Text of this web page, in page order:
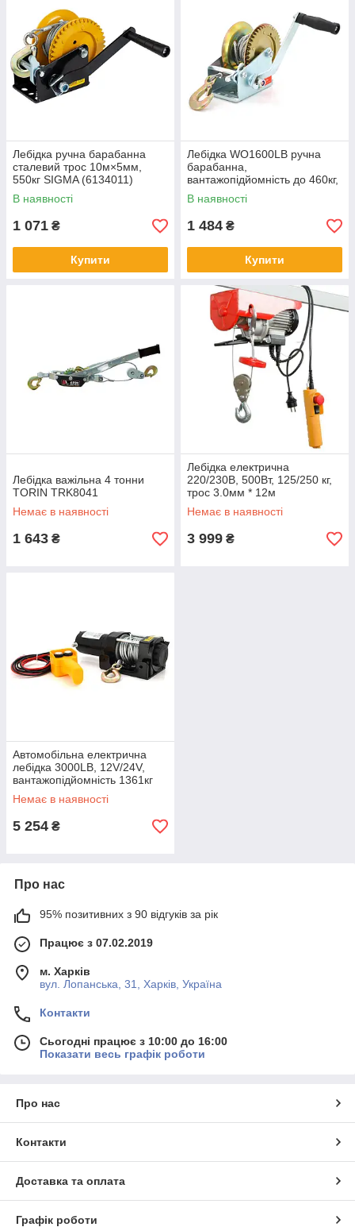
Лебідка ручна барабанна
сталевий трос 10м×5мм,
550кг SIGMA (6134011)
В наявності
1 071 ₴
Купити
Лебідка WO1600LB ручна
барабанна,
вантажопідйомність до 460кг,
довжина троса 7м
В наявності
1 484 ₴
Купити
Лебідка важільна 4 тонни
TORIN TRK8041
Немає в наявності
1 643 ₴
Лебідка електрична
220/230В, 500Вт, 125/250 кг,
трос 3.0мм * 12м
Немає в наявності
3 999 ₴
Автомобільна електрична
лебідка 3000LB, 12V/24V,
вантажопідйомність 1361кг
Немає в наявності
5 254 ₴
Про нас
95% позитивних з 90 відгуків за рік
Працює з 07.02.2019
м. Харків
вул. Лопанська, 31, Харків, Україна
Контакти
Сьогодні працює з 10:00 до 16:00
Показати весь графік роботи
Про нас
Контакти
Доставка та оплата
Графік роботи